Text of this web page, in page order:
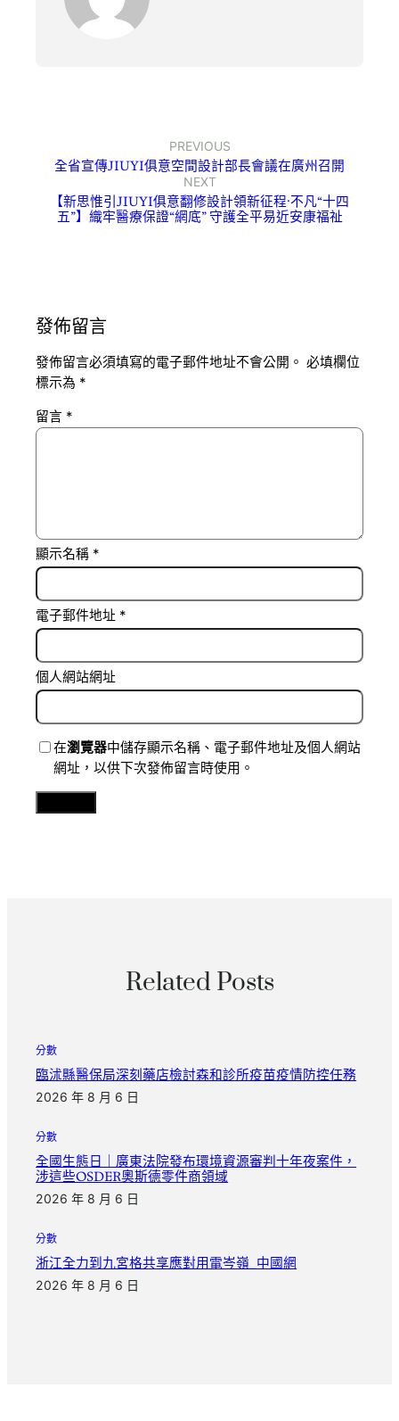
PREVIOUS
全省宣傳JIUYI俱意空間設計部長會議在廣州召開
NEXT
【新思惟引JIUYI俱意翻修設計領新征程·不凡“十四
五”】織牢醫療保證“網底” 守護全平易近安康福祉
發佈留言
發佈留言必須填寫的電子郵件地址不會公開。 必填欄位
標示為 *
留言 *
顯示名稱 *
電子郵件地址 *
個人網站網址
在瀏覽器中儲存顯示名稱、電子郵件地址及個人網站
網址，以供下次發佈留言時使用。
Related Posts
分數
臨沭縣醫保局深刻藥店檢討森和診所疫苗疫情防控任務
2026 年 8 月 6 日
分數
全國生態日｜廣東法院發布環境資源審判十年夜案件，
涉這些OSDER奧斯德零件商領域
2026 年 8 月 6 日
分數
浙江全力到九宮格共享應對用電岑嶺_中國網
2026 年 8 月 6 日